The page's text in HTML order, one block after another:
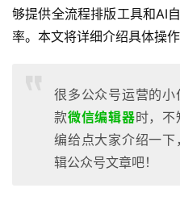
够提供全流程排版工具和AI
率。本文将详细介绍具体操作
很多公众号运营的小
款微信编辑器时，
编给点大家介绍一下
辑公众号文章吧！